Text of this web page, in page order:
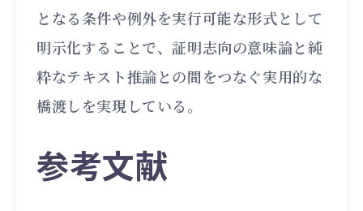
となる条件や例外を実行可能な形式として
明示化することで、証明志向の意味論と純
粋なテキスト推論との間をつなぐ実用的な
橋渡しを実現している。
参考文献